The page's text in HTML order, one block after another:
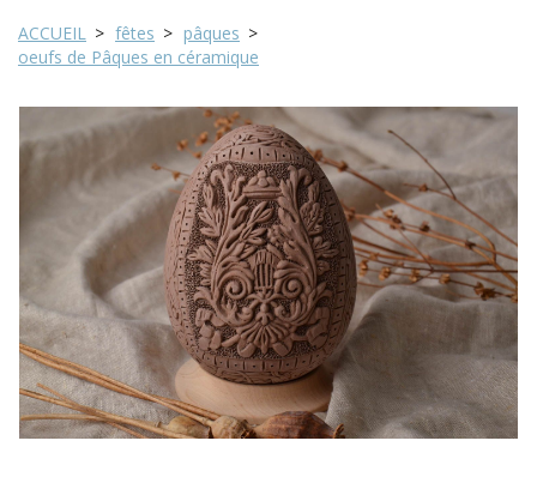
ACCUEIL fêtes
pâques
oeufs de Pâques en céramique